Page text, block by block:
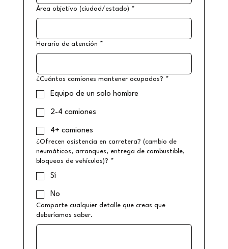
Área objetivo (ciudad/estado) *
Horario de atención *
¿Cuántos camiones mantener ocupados? *
Equipo de un solo hombre
2-4 camiones
4+ camiones
¿Ofrecen asistencia en carretera? (cambio de
neumáticos, arranques, entrega de combustible,
bloqueos de vehículos)? *
Sí
No
Comparte cualquier detalle que creas que
deberíamos saber.